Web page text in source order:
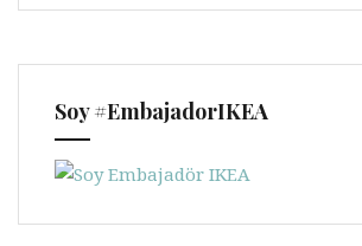
Soy #EmbajadorIKEA